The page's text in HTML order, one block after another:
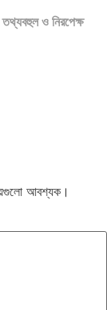
তথ্যবহুল ও নিরপেক্ষ
আবশ্যক।